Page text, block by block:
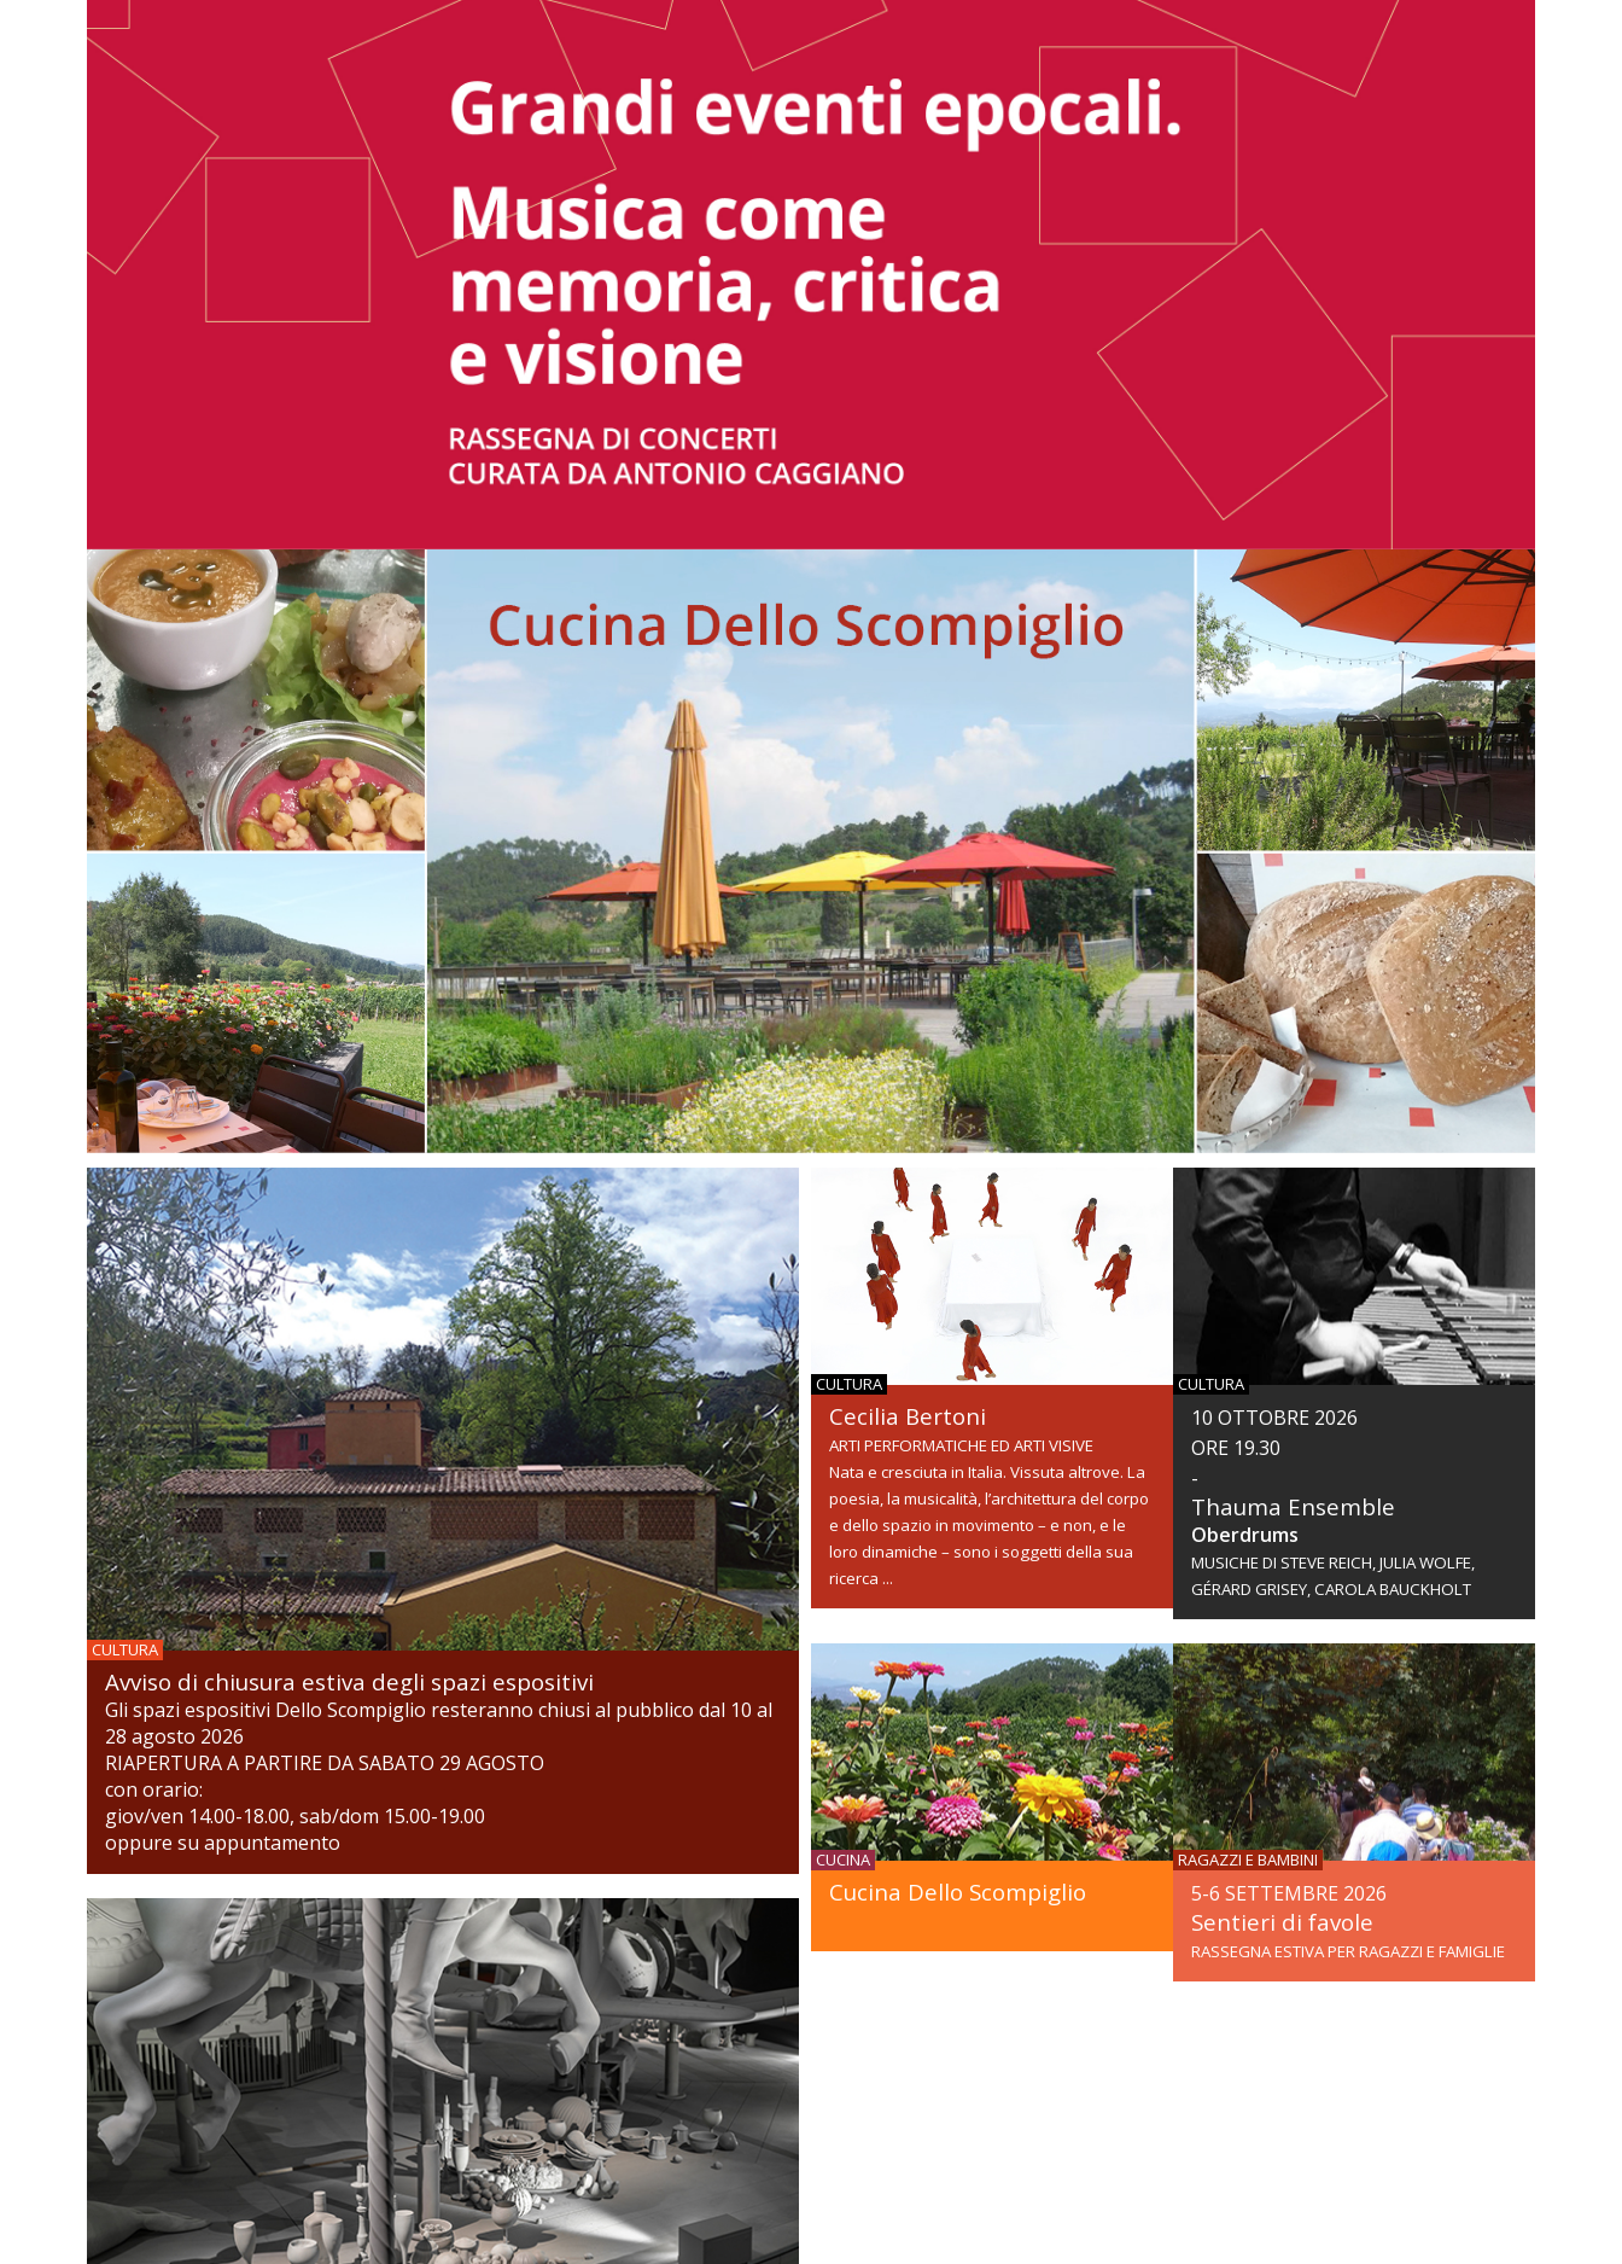
CULTURA
Avviso di chiusura estiva degli spazi espositivi
Gli spazi espositivi Dello Scompiglio resteranno chiusi al pubblico dal 10 al
28 agosto 2026
RIAPERTURA A PARTIRE DA SABATO 29 AGOSTO
con orario:
giov/ven 14.00-18.00, sab/dom 15.00-19.00
oppure su appuntamento
CULTURA
Cecilia Bertoni
ARTI PERFORMATICHE ED ARTI VISIVE
Nata e cresciuta in Italia. Vissuta altrove. La
poesia, la musicalità, l’architettura del corpo
e dello spazio in movimento – e non, e le
loro dinamiche – sono i soggetti della sua
ricerca ...
CULTURA
10 OTTOBRE 2026
ORE 19.30
-
Thauma Ensemble
Oberdrums
MUSICHE DI STEVE REICH, JULIA WOLFE,
GÉRARD GRISEY, CAROLA BAUCKHOLT
CUCINA
Cucina Dello Scompiglio
RAGAZZI E BAMBINI
5-6 SETTEMBRE 2026
Sentieri di favole
RASSEGNA ESTIVA PER RAGAZZI E FAMIGLIE